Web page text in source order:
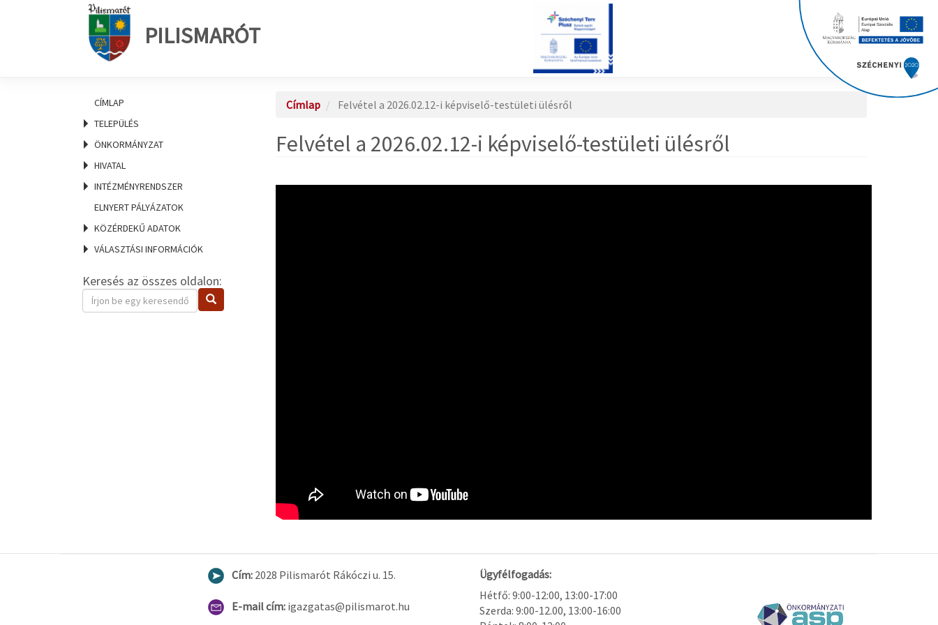
PILISMARÓT
CÍMLAP
TELEPÜLÉS
ÖNKORMÁNYZAT
HIVATAL
INTÉZMÉNYRENDSZER
ELNYERT PÁLYÁZATOK
KÖZÉRDEKŰ ADATOK
VÁLASZTÁSI INFORMÁCIÓK
Keresés az összes oldalon:
Keresendő
kifejezés
Keresés
Címlap Felvétel a 2026.02.12-i képviselő-testületi ülésről
Felvétel a 2026.02.12-i képviselő-testületi ülésről
Cím: 2028 Pilismarót Rákóczi u. 15.
E-mail cím: igazgatas@pilismarot.hu
Ügyfélfogadás:
Hétfő: 9:00-12:00, 13:00-17:00
Szerda: 9:00-12.00, 13:00-16:00